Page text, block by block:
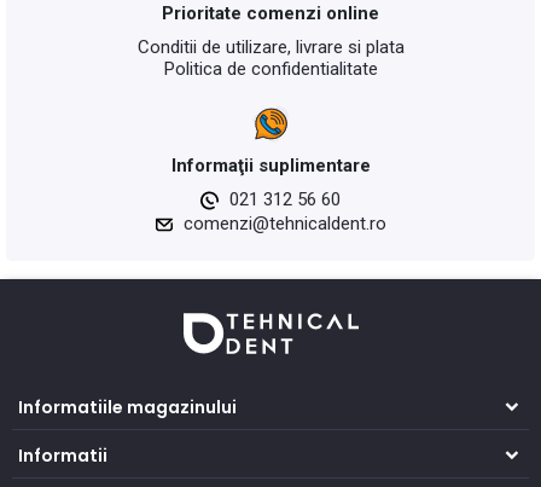
Prioritate comenzi online
Conditii de utilizare, livrare si plata
Politica de confidentialitate
Informaţii suplimentare
021 312 56 60
comenzi@tehnicaldent.ro
Informatiile magazinului
Informatii